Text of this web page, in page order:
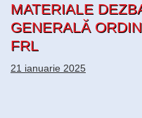
MATERIALE
GENERALĂ
FRL
21 ianuarie 2025